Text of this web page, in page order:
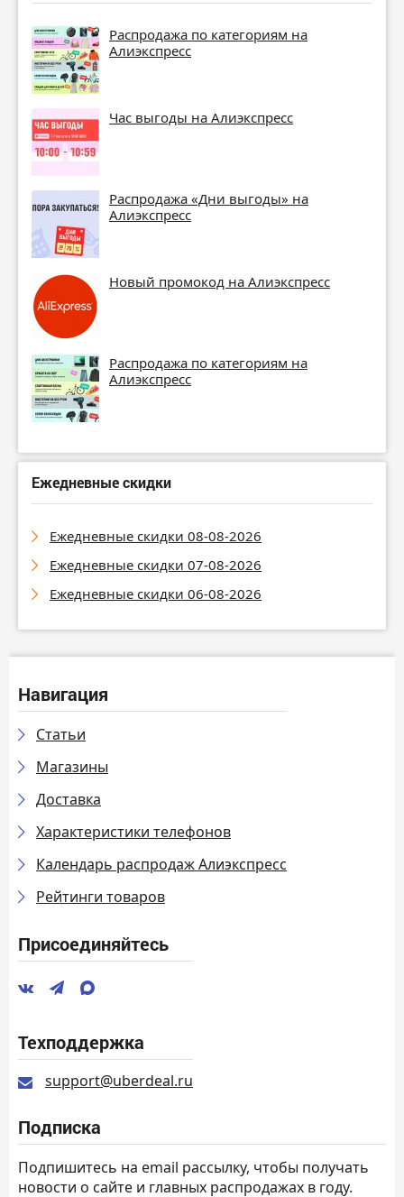
Распродажа по категориям на
Алиэкспресс
Час выгоды на Алиэкспресс
Распродажа «Дни выгоды» на
Алиэкспресс
Новый промокод на Алиэкспресс
Распродажа по категориям на
Алиэкспресс
Ежедневные скидки
Ежедневные скидки 08-08-2026
Ежедневные скидки 07-08-2026
Ежедневные скидки 06-08-2026
Навигация
Статьи
Магазины
Доставка
Характеристики телефонов
Календарь распродаж Алиэкспресс
Рейтинги товаров
Присоединяйтесь
Техподдержка
support@uberdeal.ru
Подписка
Подпишитесь на email рассылку, чтобы получать
новости о сайте и главных распродажах в году.